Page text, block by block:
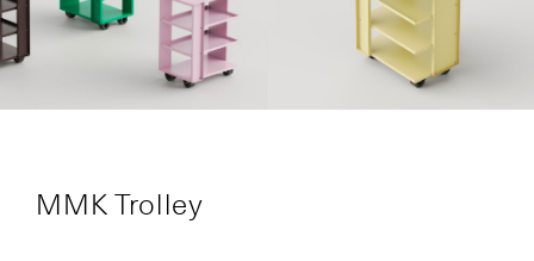
MMK Trolley